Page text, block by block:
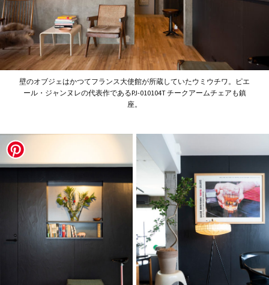
壁のオブジェはかつてフランス大使館が所蔵していたウミウチワ。ピエ
ール・ジャンヌレの代表作であるPJ-010104T チークアームチェアも鎮
座。